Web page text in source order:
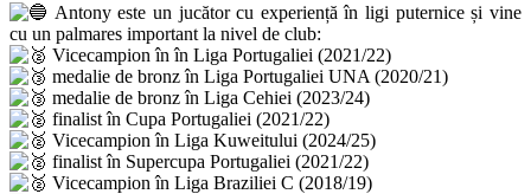
Antony este un jucător cu experiență în ligi puternice și vine
cu un palmares important la nivel de club:
Vicecampion în în Liga Portugaliei (2021/22)
medalie de bronz în Liga Portugaliei UNA (2020/21)
medalie de bronz în Liga Cehiei (2023/24)
finalist în Cupa Portugaliei (2021/22)
Vicecampion în Liga Kuweitului (2024/25)
finalist în Supercupa Portugaliei (2021/22)
Vicecampion în Liga Braziliei C (2018/19)